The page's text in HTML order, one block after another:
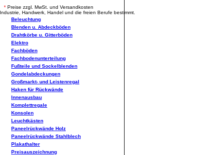
* Preise zzgl. MwSt. und Versandkosten
Handwerk, Handel und die freien Berufe bestimmt.
Beleuchtung
Blenden u. Abdeckböden
Drahtkörbe u. Gitterböden
Elektro
Fachböden
Fachbodenunterteilung
Fußteile und Sockelblenden
Gondelabdeckungen
Großmarkt- und Leistenregal
Haken für Rückwände
Innenausbau
Komplettregale
Konsolen
Leuchtkästen
Paneelrückwände Holz
Paneelrückwände Stahlblech
Plakathalter
Preisauszeichnung